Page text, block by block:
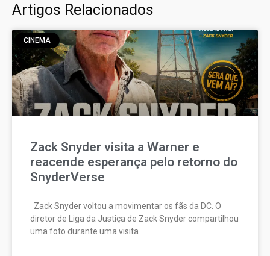
Artigos Relacionados
CINEMA
Zack Snyder visita a Warner e
reacende esperança pelo retorno do
SnyderVerse
Zack Snyder voltou a movimentar os fãs da DC. O
diretor de Liga da Justiça de Zack Snyder compartilhou
uma foto durante uma visita